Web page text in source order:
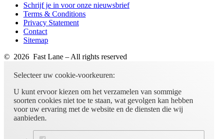
Schrijf je in voor onze nieuwsbrief
Terms & Conditions
Privacy Statement
Contact
Sitemap
© 2026 Fast Lane – All rights reserved
Selecteer uw cookie-voorkeuren:
U kunt ervoor kiezen om het verzamelen van sommige
soorten cookies niet toe te staan, wat gevolgen kan hebben
voor uw ervaring met de website en de diensten die wij
aanbieden.